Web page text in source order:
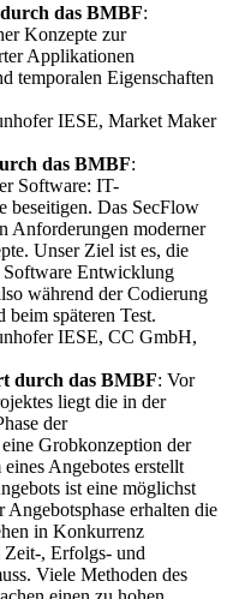
das BMBF:
Konzepte zur
Applikationen
temporalen Eigenschaften
IESE, Market Maker
das BMBF:
Software: IT-
beseitigen. Das SecFlow
Anforderungen moderner
Unser Ziel ist es, die
Software Entwicklung
während der Codierung
späteren Test.
IESE, CC GmbH,
durch das BMBF: Vor
liegt die in der
der
Grobkonzeption der
Angebotes erstellt
ist eine möglichst
erhalten die
in Konkurrenz
Zeit-, Erfolgs- und
Viele Methoden des